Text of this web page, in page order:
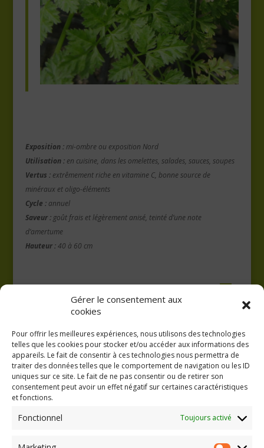
Gérer le consentement aux
cookies
Pour offrir les meilleures expériences, nous utilisons des technologies
telles que les cookies pour stocker et/ou accéder aux informations des
appareils. Le fait de consentir à ces technologies nous permettra de
traiter des données telles que le comportement de navigation ou les ID
uniques sur ce site. Le fait de ne pas consentir ou de retirer son
consentement peut avoir un effet négatif sur certaines caractéristiques
et fonctions.
Fonctionnel Toujours activé
Exposition :mi-ombre ou exposition Nord
Utilisation :en cuisine, dans les omelettes, salades, sauces, soupes
Vertus :extrêmement riche en vitamine C, bonne source de
minéraux et oligo-éléments
Cycle :annuel
Saveur :goût frais et légèrement anisé, teinté d’une note
d’amertume
Hauteur :40 à 60 cm
GAEC A la volée
Kergreach - Loperhet
06 65 62 84 25